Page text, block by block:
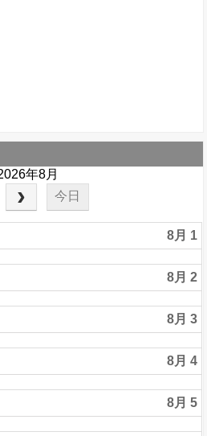
年8月
今日
8月 1
8月 2
8月 3
8月 4
8月 5